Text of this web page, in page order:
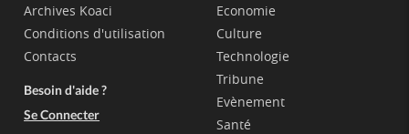
Archives Koaci
Conditions d'utilisation
Contacts
Besoin d'aide ?
Se Connecter
Economie
Culture
Technologie
Tribune
Evènement
Santé